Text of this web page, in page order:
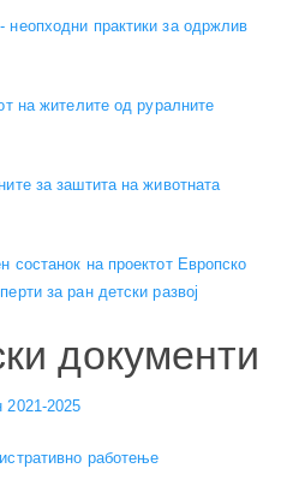
практики за одржлив
на жителите од руралните
за заштита на животната
состанок на проектот Европско
за ран детски развој
документи
2021-2025
работење